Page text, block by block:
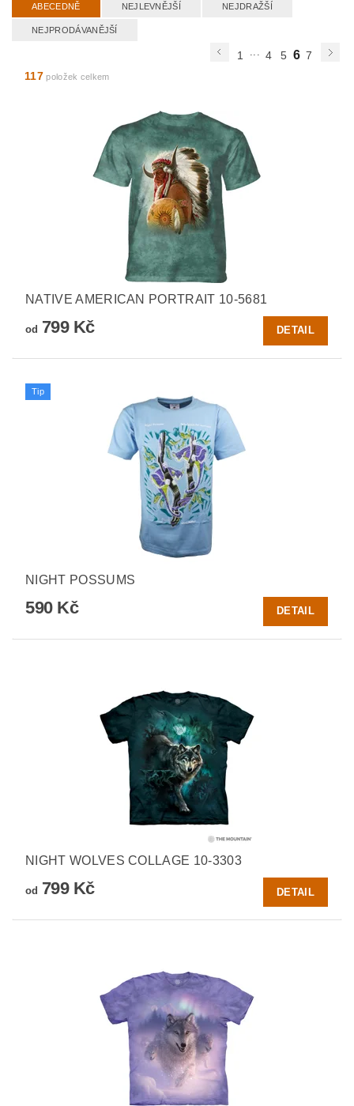
ABECEDNĚ NEJLEVNĚJŠÍ NEJDRAŽŠÍ
NEJPRODÁVANĚJŠÍ
1 4 5 6 7
117položek celkem
NATIVE AMERICAN PORTRAIT 10-5681
od 799 Kč DETAIL
Tip
NIGHT POSSUMS
590 Kč DETAIL
NIGHT WOLVES COLLAGE 10-3303
od 799 Kč DETAIL